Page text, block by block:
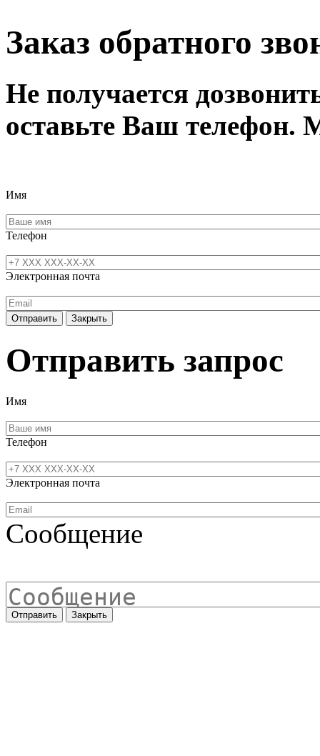
Заказ обратного
Не получается
оставьте Ваш
Имя
Телефон
Электронная почта
Отправить Закрыть
Отправить запрос
Имя
Телефон
Электронная почта
Сообщение
Отправить Закрыть